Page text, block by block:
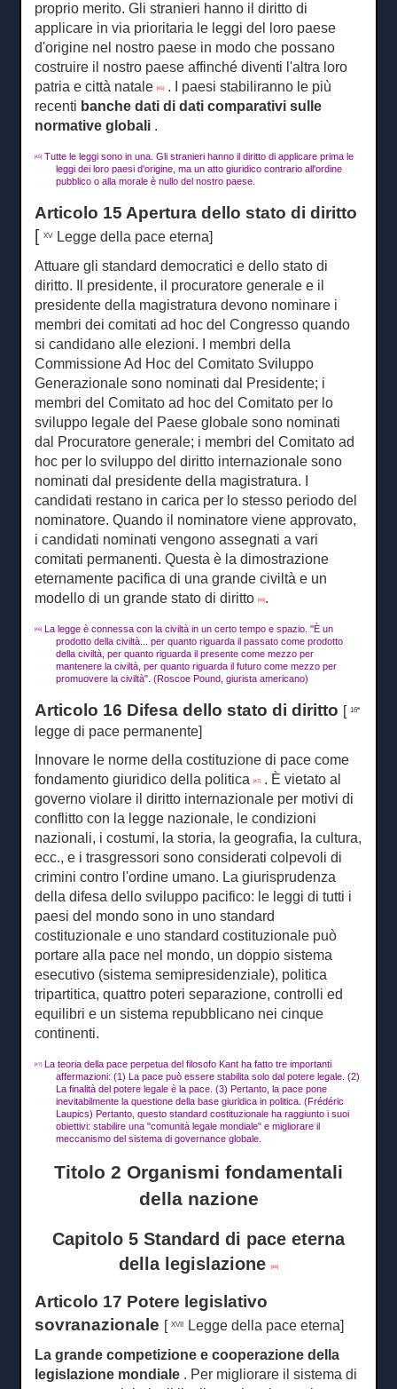
proprio merito.Gli stranieri hanno il diritto di
applicare in via prioritaria le leggi del loro paese
d'origine nel nostro paese in modo che possano
costruire il nostro paese affinché diventi l'altra loro
patria e città natale[45] .
I paesi stabiliranno le più
recenti banche dati di dati comparativi sulle
normative globali .
[45] Tutte le leggi sono in una.Gli stranieri hanno il diritto di applicare prima le
leggi dei loro paesi d'origine, ma un atto giuridico contrario all'ordine
pubblico o alla morale è nullo del nostro paese.
Articolo 15 Apertura dello stato di diritto
[XV
Legge della pace eterna]
Attuare gli standard democratici e dello stato di
diritto.
Il presidente, il procuratore generale e il
presidente della magistratura devono nominare i
membri dei comitati ad hoc del Congresso quando
si candidano alle elezioni.
I membri della
Commissione Ad Hoc del Comitato Sviluppo
Generazionale sono nominati dal Presidente; i
membri del Comitato ad hoc del Comitato per lo
sviluppo legale del Paese globale sono nominati
dal Procuratore generale; i membri del Comitato ad
hoc per lo sviluppo del diritto internazionale sono
nominati dal presidente della magistratura.
candidati restano in carica per lo stesso periodo del
nominatore.Quando il nominatore viene approvato,
i candidati nominati vengono assegnati a vari
comitati permanenti.Questa è la dimostrazione
eternamente pacifica di una grande civiltà e un
modello di un grande stato di diritto[46] .
[46] La legge è connessa con la civiltà in un certo tempo e spazio."È un
prodotto della civiltà... per quanto riguarda il passato come prodotto
della civiltà, per quanto riguarda il presente come mezzo per
mantenere la civiltà, per quanto riguarda il futuro come mezzo per
promuovere la civiltà".(Roscoe Pound, giurista americano)
Articolo 16 Difesa dello stato di diritto [16ª
legge di pace permanente]
Innovare le norme della costituzione di pace come
fondamento giuridico della politica[47] . È vietato al
governo violare il diritto internazionale per motivi di
conflitto con la legge nazionale, le condizioni
nazionali, i costumi, la storia, la geografia, la cultura,
ecc., e i trasgressori sono considerati colpevoli di
crimini contro l'ordine umano. La giurisprudenza
della difesa dello sviluppo pacifico: le leggi di tutti i
paesi del mondo sono in uno standard
costituzionale e uno standard costituzionale può
portare alla pace nel mondo, un doppio sistema
esecutivo (sistema semipresidenziale), politica
tripartitica, quattro poteri separazione, controlli ed
equilibri e un sistema repubblicano nei cinque
continenti.
[47]
La ​​teoria della pace perpetua del filosofo Kant ha fatto tre importanti
affermazioni: (1) La pace può essere stabilita solo dal potere legale.(2)
La finalità del potere legale è la pace.(3) Pertanto, la pace pone
inevitabilmente la questione della base giuridica in politica.(Frédéric
Laupics) Pertanto, questo standard costituzionale ha raggiunto i suoi
obiettivi: stabilire una "comunità legale mondiale" e migliorare il
meccanismo del sistema di governance globale.
Titolo 2 Organismi fondamentali
della nazione
Capitolo 5 Standard di pace eterna
della legislazione
[48]
Articolo 17 Potere legislativo
sovranazionale [XVII
Legge della pace eterna]
La grande competizione e cooperazione della
legislazione mondiale . Per migliorare il sistema di